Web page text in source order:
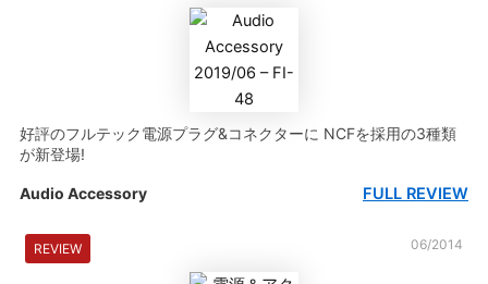
好評のフルテック電源プラグ&コネクターに NCFを採用の3種類
が新登場!
Audio Accessory FULL REVIEW
REVIEW 06/2014